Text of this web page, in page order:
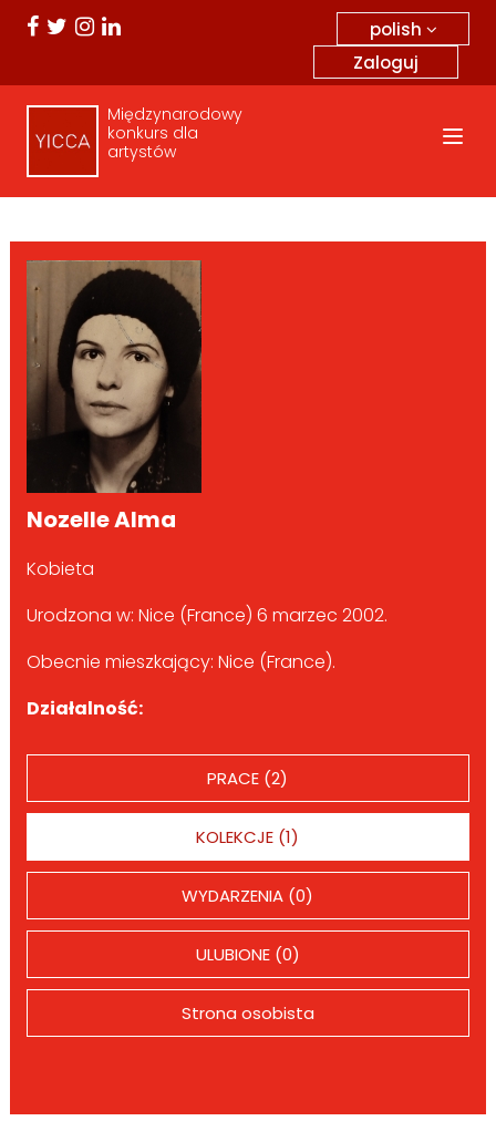
polish
Zaloguj
Międzynarodowy
konkurs dla
artystów
Nozelle Alma
Kobieta
Urodzona w: Nice (France) 6 marzec 2002.
Obecnie mieszkający: Nice (France).
Działalność:
PRACE (2)
KOLEKCJE (1)
WYDARZENIA (0)
ULUBIONE (0)
Strona osobista